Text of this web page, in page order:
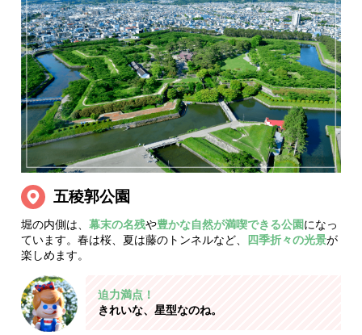
五稜郭公園
堀の内側は、幕末の名残や豊かな自然が満喫できる公園になっ
ています。春は桜、夏は藤のトンネルなど、 四季折々の光景が
楽しめます。
迫力満点！
きれいな、星型なのね。